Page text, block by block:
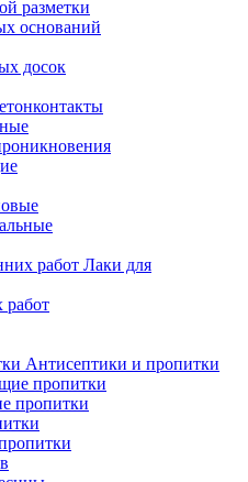
разметки
оснований
досок
Лаки для
Антисептики и пропитки
пропитки